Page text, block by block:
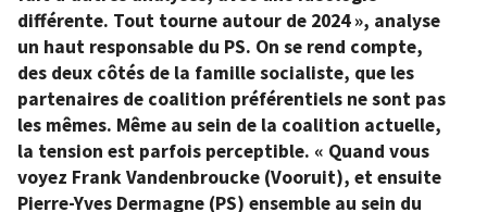
différente. Tout tourne autour de 2024 », analyse
un haut responsable du PS. On se rend compte,
des deux côtés de la famille socialiste, que les
partenaires de coalition préférentiels ne sont pas
les mêmes. Même au sein de la coalition actuelle,
la tension est parfois perceptible. « Quand vous
voyez Frank Vandenbroucke (Vooruit), et ensuite
Pierre-Yves Dermagne (PS) ensemble au sein du